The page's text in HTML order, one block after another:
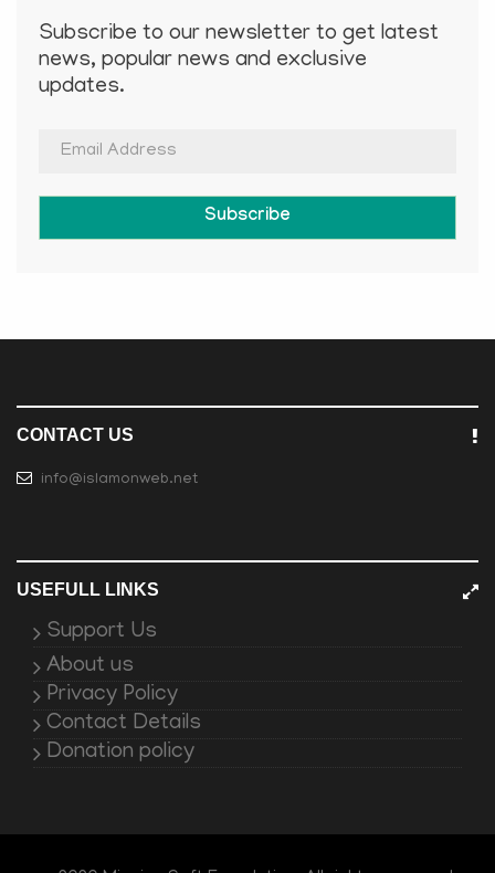
Subscribe to our newsletter to get latest
news, popular news and exclusive
updates.
Subscribe
CONTACT US
info@islamonweb.net
USEFULL LINKS
Support Us
About us
Privacy Policy
Contact Details
Donation policy